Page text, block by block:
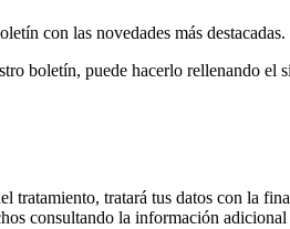
con las novedades más destacadas.
boletín, puede hacerlo rellenando el
tratará tus datos con la
consultando la información